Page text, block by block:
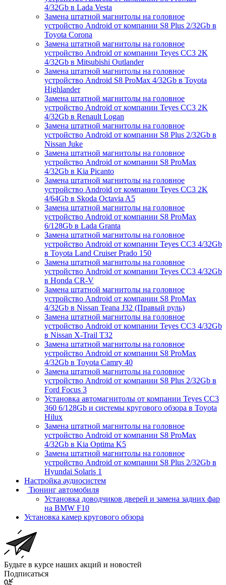
4/32Gb в Lada Vesta
Замена штатной магнитолы на головное
устройство Android от компании S8 Plus 2/32Gb в
Toyota Corona
Замена штатной магнитолы на головное
устройство Android от компании Teyes CC3 2K
4/32Gb в Mitsubishi Outlander
Замена штатной магнитолы на головное
устройство Android S8 ProMax 4/32Gb в Toyota
Highlander
Замена штатной магнитолы на головное
устройство Android от компании Teyes CC3 2K
4/32Gb в Renault Logan
Замена штатной магнитолы на головное
устройство Android от компании S8 Plus 2/32Gb в
Nissan Juke
Замена штатной магнитолы на головное
устройство Android от компании S8 ProMax
4/32Gb в Kia Picanto
Замена штатной магнитолы на головное
устройство Android от компании Teyes CC3 2K
4/64Gb в Skoda Octavia A5
Замена штатной магнитолы на головное
устройство Android от компании S8 ProMax
6/128Gb в Lada Granta
Замена штатной магнитолы на головное
устройство Android от компании Teyes CC3 4/32Gb
в Toyota Land Cruiser Prado 150
Замена штатной магнитолы на головное
устройство Android от компании Teyes CC3 4/32Gb
в Honda CR-V
Замена штатной магнитолы на головное
устройство Android от компании S8 ProMax
4/32Gb в Nissan Teana J32 (Правый руль)
Замена штатной магнитолы на головное
устройство Android от компании Teyes CC3 4/32Gb
в Nissan X-Trail T32
Замена штатной магнитолы на головное
устройство Android от компании S8 ProMax
4/32Gb в Toyota Camry 40
Замена штатной магнитолы на головное
устройство Android от компании S8 Plus 2/32Gb в
Ford Focus 3
Установка автомагнитолы от компании Teyes CC3
360 6/128Gb и системы кругового обзора в Toyota
Hilux
Замена штатной магнитолы на головное
устройство Android от компании S8 ProMax
4/32Gb в Kia Optima K5
Замена штатной магнитолы на головное
устройство Android от компании S8 Plus 2/32Gb в
Hyundai Solaris 1
Настройка аудиосистем
Тюнинг автомобиля
Установка доводчиков дверей и замена задних фар
на BMW F10
Установка камер кругового обзора
Будьте в курсе наших акций и новостей
Подписаться